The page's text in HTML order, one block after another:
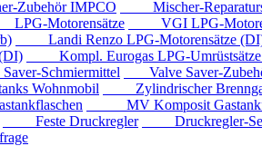
IMPCO Mischer-
Motorensätze VGI LPG-
Landi Renzo LPG-Motorensätze
Kompl. Eurogas LPG-
Schmiermittel Valve Saver-
Wohnmobil Zylindrischer
MV Komposit
Feste Druckregler Druckregler-